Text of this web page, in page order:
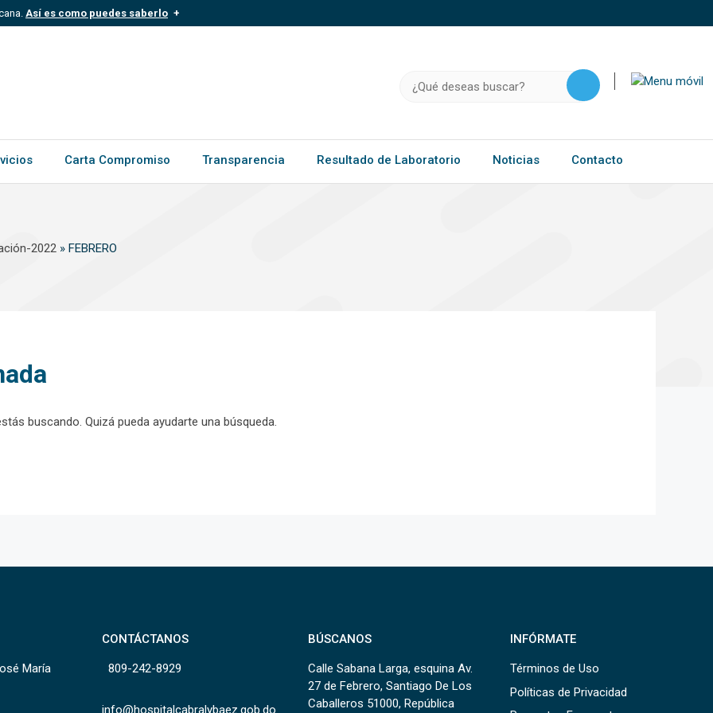
Así es como puedes saberlo
a una organización oficial del
Carta Compromiso Transparencia Resultado de Laboratorio Noticias Contacto
2022 » FEBRERO
buscando. Quizá pueda ayudarte una búsqueda.
María
CONTÁCTANOS
809-242-8929
info@hospitalcabralybaez.gob.do
BÚSCANOS
Calle Sabana Larga, esquina Av.
27 de Febrero, Santiago De Los
Caballeros 51000, República
INFÓRMATE
Términos de Uso
Políticas de Privacidad